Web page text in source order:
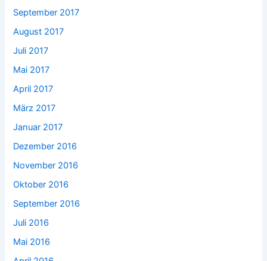
September 2017
August 2017
Juli 2017
Mai 2017
April 2017
März 2017
Januar 2017
Dezember 2016
November 2016
Oktober 2016
September 2016
Juli 2016
Mai 2016